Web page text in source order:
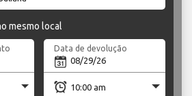
mesmo local
Data de devolução